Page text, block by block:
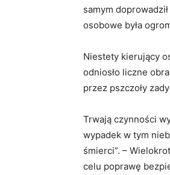
samym
osobowe była
Niestety kierujący
odniosło liczne
przez pszczoły
Trwają czynności
wypadek w tym
śmierci”. –
celu poprawę